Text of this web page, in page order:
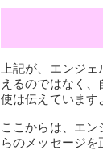
上記が、エンジ
えるのではなく
使は伝えています
ここからは、エ
らのメッセージを